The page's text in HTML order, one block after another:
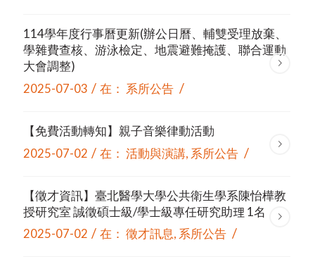
114學年度行事曆更新(辦公日曆、輔雙受理放棄、
學雜費查核、游泳檢定、地震避難掩護、聯合運動
大會調整)
2025-07-03 / 在： 系所公告 /
【免費活動轉知】親子音樂律動活動
2025-07-02 / 在： 活動與演講, 系所公告 /
【徵才資訊】臺北醫學大學公共衛生學系陳怡樺教
授研究室 誠徵碩士級/學士級專任研究助理 1名
2025-07-02 / 在： 徵才訊息, 系所公告 /